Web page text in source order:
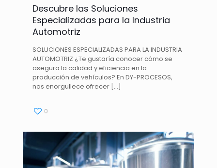
Descubre las Soluciones
Especializadas para la Industria
Automotriz
SOLUCIONES ESPECIALIZADAS PARA LA INDUSTRIA
AUTOMOTRIZ ¿Te gustaría conocer cómo se
asegura la calidad y eficiencia en la
producción de vehículos? En DY-PROCESOS,
nos enorgullece ofrecer[…]
0